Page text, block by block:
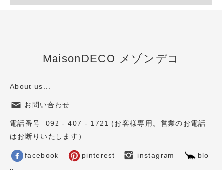
MaisonDECO メゾンデコ
About us...
お問い合わせ
電話番号 092 - 407 - 1721 (お客様専用。営業のお電話
はお断りいたします）
facebook pinterest instagram
blo